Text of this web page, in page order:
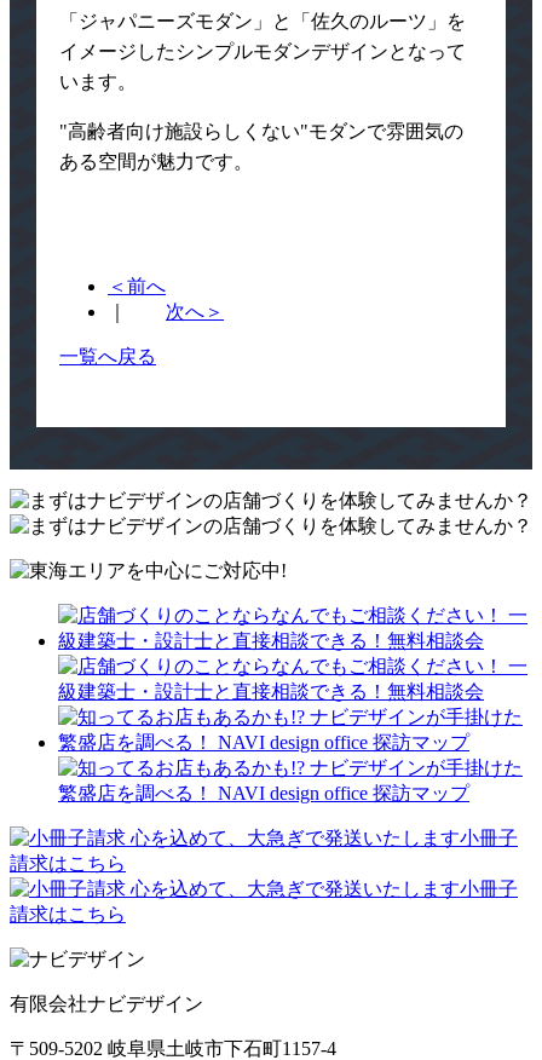
「ジャパニーズモダン」と「佐久のルーツ」を
イメージしたシンプルモダンデザインとなって
います。
"高齢者向け施設らしくない"モダンで雰囲気の
ある空間が魅力です。
＜前へ
次へ＞
一覧へ戻る
有限会社ナビデザイン
〒509-5202 岐阜県土岐市下石町1157-4